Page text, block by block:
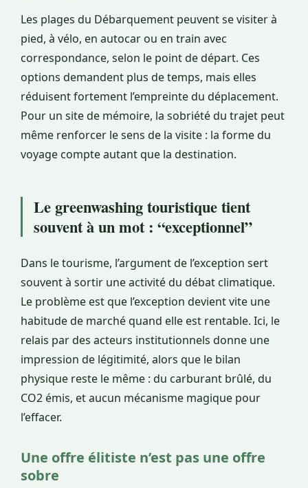
Les plages du Débarquement peuvent se visiter à
pied, à vélo, en autocar ou en train avec
correspondance, selon le point de départ. Ces
options demandent plus de temps, mais elles
réduisent fortement l’empreinte du déplacement.
Pour un site de mémoire, la sobriété du trajet peut
même renforcer le sens de la visite : la forme du
voyage compte autant que la destination.
Le greenwashing touristique tient
souvent à un mot : “exceptionnel”
Dans le tourisme, l’argument de l’exception sert
souvent à sortir une activité du débat climatique.
Le problème est que l’exception devient vite une
habitude de marché quand elle est rentable. Ici, le
relais par des acteurs institutionnels donne une
impression de légitimité, alors que le bilan
physique reste le même : du carburant brûlé, du
CO2 émis, et aucun mécanisme magique pour
l’effacer.
Une offre élitiste n’est pas une offre
sobre